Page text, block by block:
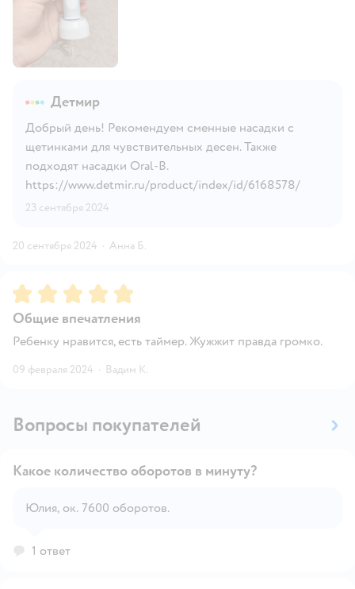
Детмир
Добрый день! Рекомендуем сменные насадки с
щетинками для чувствительных десен. Также
подходят насадки Oral-B.
https://www.detmir.ru/product/index/id/6168578/
23 сентября 2024
20 сентября 2024 · Анна Б.
Рейтинг:5
Общие впечатления
Ребенку нравится, есть таймер. Жужжит правда громко.
09 февраля 2024 · Вадим К.
Вопросы покупателей
Какое количество оборотов в минуту?
Юлия, ок. 7600 оборотов.
1 ответ